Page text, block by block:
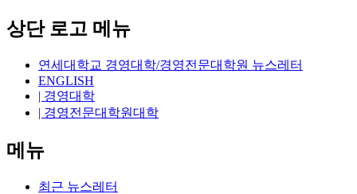
상단 로고 메뉴
연세대학교 경영대학/경영전문대학원 뉴스레터
ENGLISH
| 경영대학
| 경영전문대학원대학
메뉴
최근 뉴스레터